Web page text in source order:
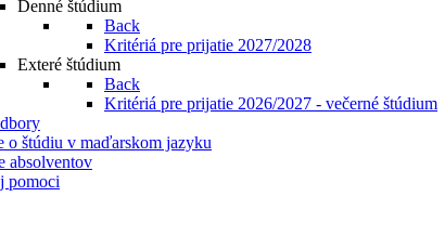
Denné štúdium
Back
Kritériá pre prijatie 2027/2028
Exteré štúdium
Back
Kritériá pre prijatie 2026/2027 - večerné štúdium
o štúdiu v maďarskom jazyku
absolventov
pomoci